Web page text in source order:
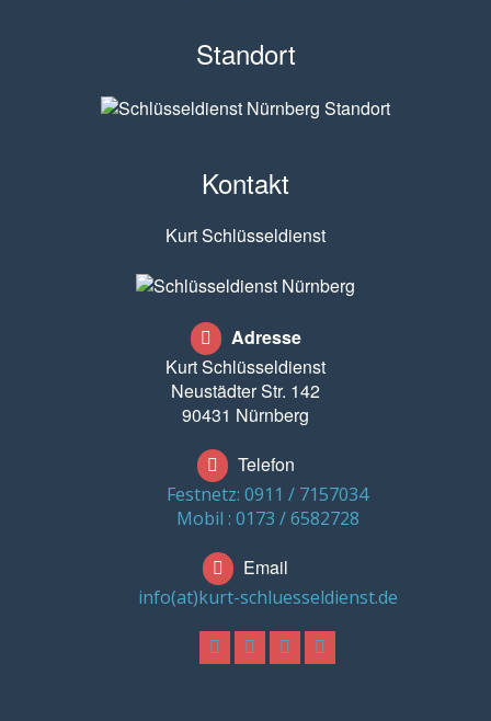
Standort
Kontakt
Kurt Schlüsseldienst
Adresse
Kurt Schlüsseldienst
Neustädter Str. 142
90431 Nürnberg
Telefon
Festnetz: 0911 / 7157034
Mobil : 0173 / 6582728
Email
info(at)kurt-schluesseldienst.de